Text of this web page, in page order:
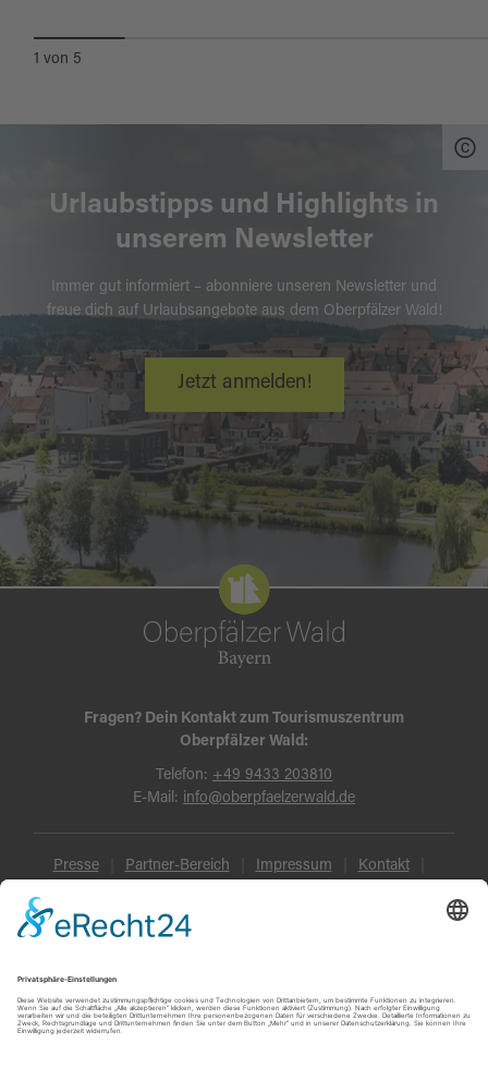
1 von 5
Urlaubstipps und Highlights in
unserem Newsletter
Immer gut informiert – abonniere unseren Newsletter und
freue dich auf Urlaubsangebote aus dem Oberpfälzer Wald!
Jetzt anmelden!
Fragen? Dein Kontakt zum Tourismuszentrum
Oberpfälzer Wald:
Telefon: +49 9433 203810
E-Mail: info@oberpfaelzerwald.de
Presse Partner-Bereich Impressum Kontakt
Datenschutz